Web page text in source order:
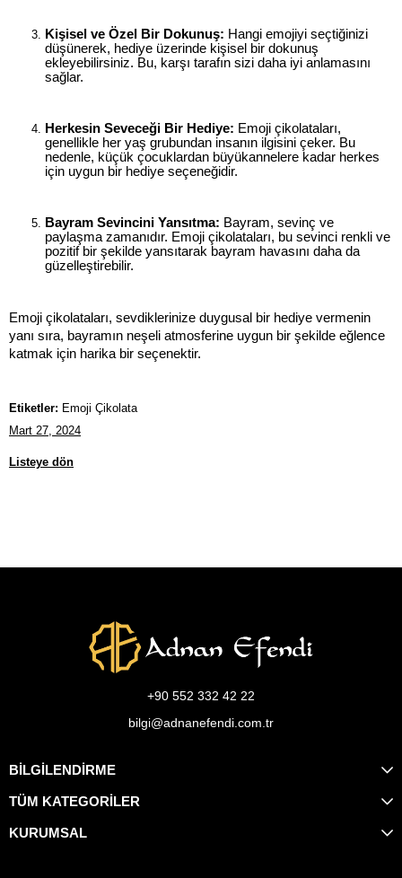
Kişisel ve Özel Bir Dokunuş: Hangi emojiyi seçtiğinizi
düşünerek, hediye üzerinde kişisel bir dokunuş
ekleyebilirsiniz. Bu, karşı tarafın sizi daha iyi anlamasını
sağlar.
Herkesin Seveceği Bir Hediye: Emoji çikolataları,
genellikle her yaş grubundan insanın ilgisini çeker. Bu
nedenle, küçük çocuklardan büyükannelere kadar herkes
için uygun bir hediye seçeneğidir.
Bayram Sevincini Yansıtma: Bayram, sevinç ve
paylaşma zamanıdır. Emoji çikolataları, bu sevinci renkli ve
pozitif bir şekilde yansıtarak bayram havasını daha da
güzelleştirebilir.
Emoji çikolataları, sevdiklerinize duygusal bir hediye vermenin
yanı sıra, bayramın neşeli atmosferine uygun bir şekilde eğlence
katmak için harika bir seçenektir.
Etiketler: Emoji Çikolata
Mart 27, 2024
Listeye dön
+90 552 332 42 22
bilgi@adnanefendi.com.tr
BİLGİLENDİRME
TÜM KATEGORİLER
KURUMSAL